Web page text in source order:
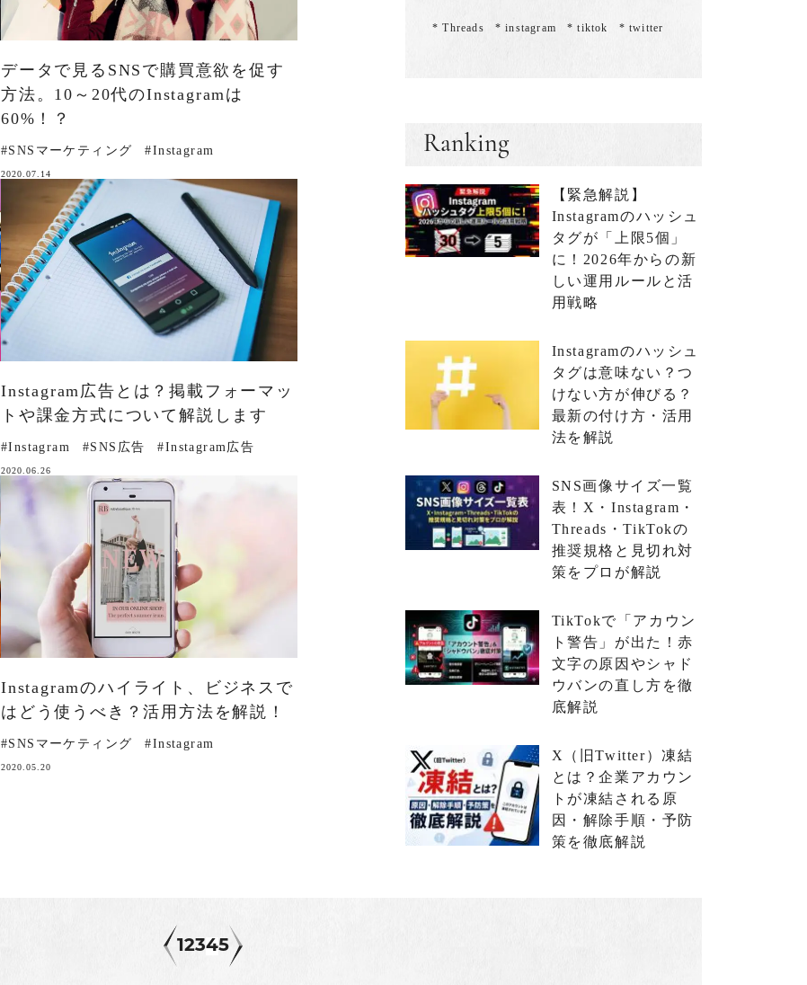
データで見るSNSで購買意欲を促す
方法。10～20代のInstagramは
60%！？
#SNSマーケティング #Instagram
2020.07.14
Instagram広告とは？掲載フォーマッ
トや課金方式について解説します
#Instagram #SNS広告 #Instagram広告
2020.06.26
Instagramのハイライト、ビジネスで
はどう使うべき？活用方法を解説！
#SNSマーケティング #Instagram
2020.05.20
* Threads * instagram * tiktok * twitter
Ranking
【緊急解説】
Instagramのハッシュ
タグが「上限5個」
に！2026年からの新
しい運用ルールと活
用戦略
Instagramのハッシュ
タグは意味ない？つ
けない方が伸びる？
最新の付け方・活用
法を解説
SNS画像サイズ一覧
表！X・Instagram・
Threads・TikTokの
推奨規格と見切れ対
策をプロが解説
TikTokで「アカウン
ト警告」が出た！赤
文字の原因やシャド
ウバンの直し方を徹
底解説
X（旧Twitter）凍結
とは？企業アカウン
トが凍結される原
因・解除手順・予防
策を徹底解説
1 2345